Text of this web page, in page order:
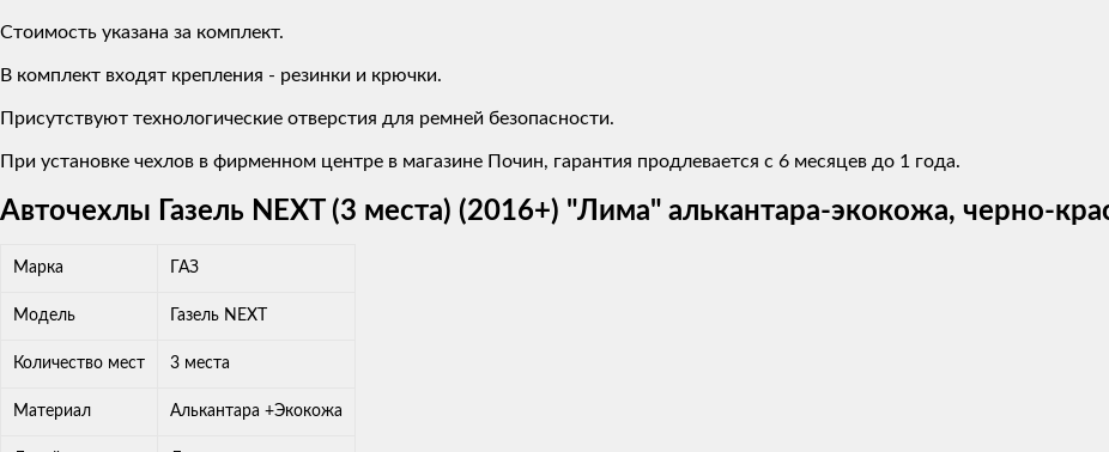
Стоимость указана за комплект.
В комплект входят крепления - резинки и крючки.
Присутствуют технологические отверстия для ремней безопасности.
При установке чехлов в фирменном центре в магазине Почин, гарантия продлевается с 6 месяцев до 1 года.
Авточехлы Газель NEXT (3 места) (2016+) "Лима" алькантара-экокожа, черно-
Марка ГАЗ
Модель Газель NEXT
Количество мест 3 места
Материал Алькантара +Экокожа